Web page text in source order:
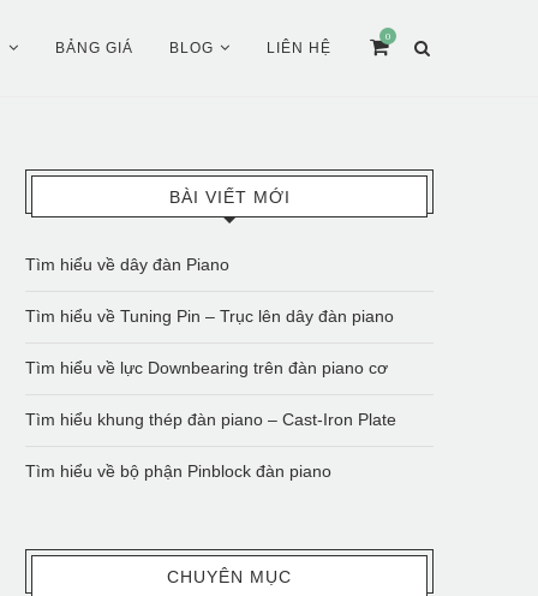
BẢNG GIÁ BLOG LIÊN HỆ
0
BÀI VIẾT MỚI
Tìm hiểu về dây đàn Piano
Tìm hiểu về Tuning Pin – Trục lên dây đàn piano
Tìm hiểu về lực Downbearing trên đàn piano cơ
Tìm hiểu khung thép đàn piano – Cast-Iron Plate
Tìm hiểu về bộ phận Pinblock đàn piano
CHUYÊN MỤC